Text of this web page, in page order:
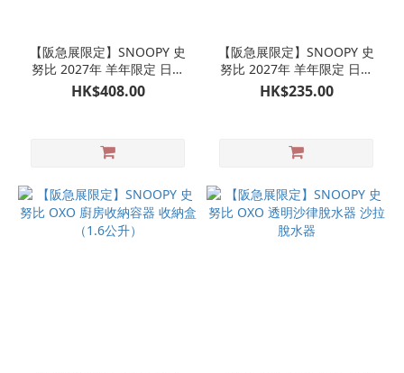
【阪急展限定】SNOOPY 史
努比 2027年 羊年限定 日本
製 陶瓷碟 陶瓷餐碟（受注生
產：11月到港）
HK$408.00
【阪急展限定】SNOOPY 史
努比 2027年 羊年限定 日本
製 陶瓷杯 馬克杯（受注生
產：11月到港）
HK$235.00